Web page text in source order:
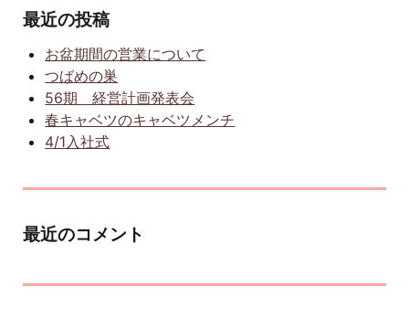
最近の投稿
お盆期間の営業について
つばめの巣
56期 経営計画発表会
春キャベツのキャベツメンチ
4/1入社式
最近のコメント